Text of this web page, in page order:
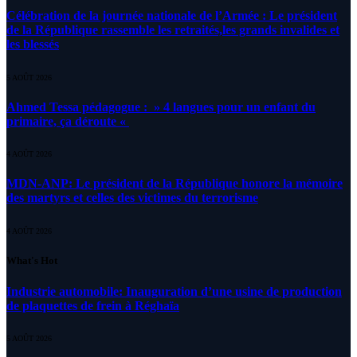
Célébration de la journée nationale de l’Armée : Le président
de la République rassemble les retraités,les grands invalides et
les blessés
5 AOÛT 2026
Ahmed Tessa pédagogue : » 4 langues pour un enfant du
primaire, ça déroute «
4 AOÛT 2026
MDN-ANP: Le président de la République honore la mémoire
des martyrs et celles des victimes du terrorisme
4 AOÛT 2026
What's Hot
Industrie automobile: Inauguration d’une usine de production
de plaquettes de frein à Réghaïa
5 AOÛT 2026